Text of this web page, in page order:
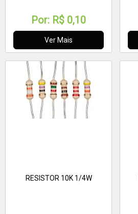
Por: R$ 0,10
Ver Mais
RESISTOR 10K 1/4W